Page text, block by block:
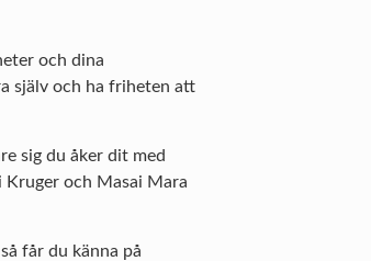
och dina
själv och ha friheten att
sig du åker dit med
Kruger och Masai Mara
får du känna på